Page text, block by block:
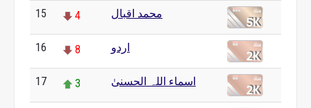
15 4 محمد اقبال
16 8 اردو
17 3 اسماء اللہ الحسنیٰ